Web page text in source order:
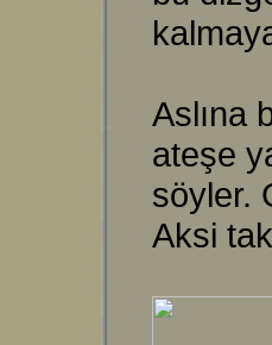
Aslına
ateşe
söyler.
Aksi